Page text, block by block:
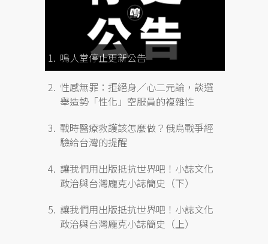
鳴人堂停止更新公告
性感無罪：拒絕身／心二元論，談選
舉造勢「性化」空服員的複雜性
戰時醫療救護該怎麼做？俄烏戰爭經
驗給台灣的提醒
讓我們用出版抵抗世界吧！小誌文化
政治與台灣龐克小誌簡史（下）
讓我們用出版抵抗世界吧！小誌文化
政治與台灣龐克小誌簡史（上）